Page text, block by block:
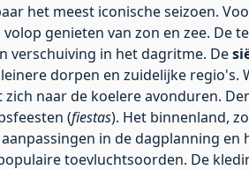
het meest iconische seizoen.
genieten van zon en zee. De
verschuiving in het dagritme. De
dorpen en zuidelijke regio's.
naar de koelere avonduren.
(fiestas). Het binnenland,
in de dagplanning en
toevluchtsoorden. De